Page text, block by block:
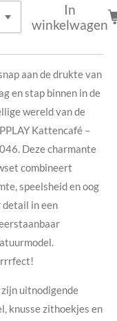
In
winkelwagen
aan de drukte van
en stap binnen in de
wereld van de
Kattencafé –
Deze charmante
combineert
speelsheid en oog
detail in een
uitnodigende
knusse zithoekjes en